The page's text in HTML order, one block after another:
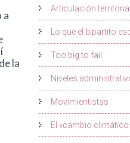
a
la
Articulación territorial
Lo que el bipartito
Too big to fail
Niveles
Movimientistas
El «cambio